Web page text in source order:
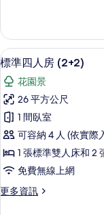
的
所
有
相
片
雙
人
房
Of
The
House)
的
詳
情
顯
示
標
準
四
人
房
(2+2)
的
6
標準四人房 (2+2)
花園景
26 平方公尺
1 間臥室
可容納 4 人 (依實際
1 張標準雙人床和 2
免費無線上網
更多資訊
更